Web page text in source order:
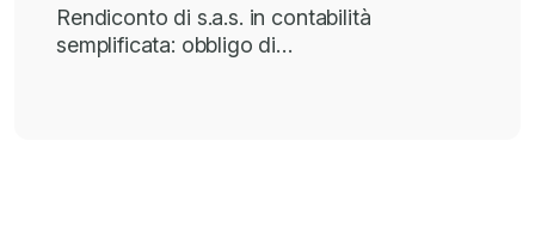
Rendiconto di s.a.s. in contabilità
semplificata: obbligo di…